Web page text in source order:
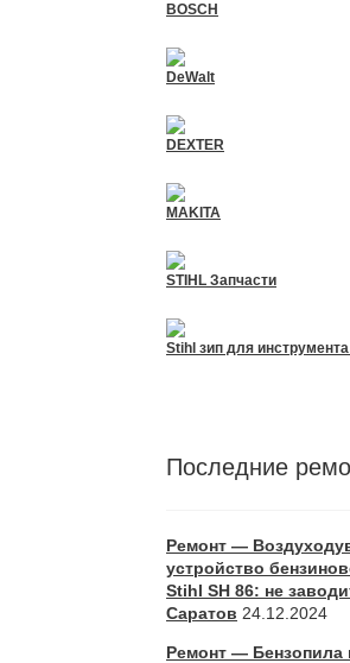
BOSCH
DeWalt
DEXTER
MAKITA
STIHL Запчасти
Stihl зип для
Последние
Ремонт —
устройство
Stihl SH 86: не
Саратов 24.12.2024
Ремонт — Бензопила